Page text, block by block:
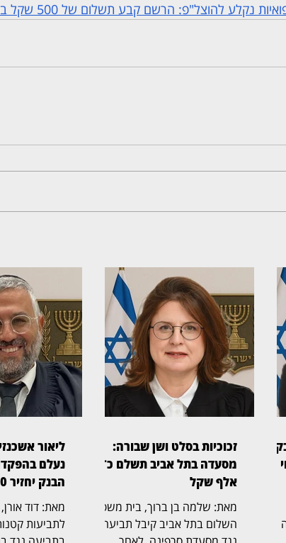
נקלע להוצל"פ: הרשם קבע תשלום של 500 שקל בחודש
זכוכיות בסלט ושן שבורה:
אלף שקל
מאת: שלמה בן ברוך, בית משפט
השלום בתל אביב קיבל תביעה
ליאור
נעלם
הבנק יחזיר 7,700 שקל
לתביעות